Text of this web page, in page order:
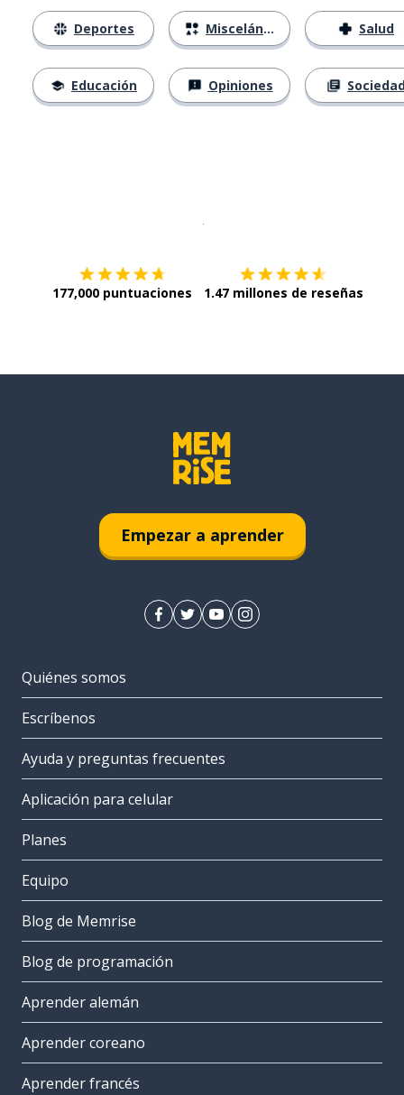
Deportes
Educación
Misceláneo
Opiniones
Salud
177,000 puntuaciones 1.47 millones de reseñas
Empezar a aprender
Quiénes somos
Escríbenos
Ayuda y preguntas frecuentes
Aplicación para celular
Planes
Equipo
Blog de Memrise
Blog de programación
Aprender alemán
Aprender coreano
Aprender francés